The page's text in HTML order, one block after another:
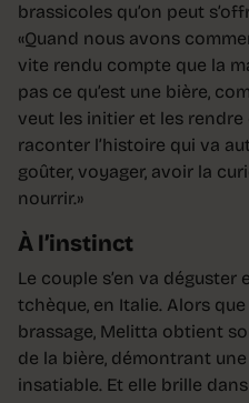
brassicoles qu’on peut
«Quand nous avons
vite rendu compte que la
pas ce qu’est une bière,
veut les initier et les
raconter l’histoire qui va
goûter, voyager, avoir la
nourrir.»
À l’instinct
Le couple s’en va déguster
tchèque, en Italie. Alors
brassage, Melitta obtient
de la bière, démontrant
insatiable. Et elle brille